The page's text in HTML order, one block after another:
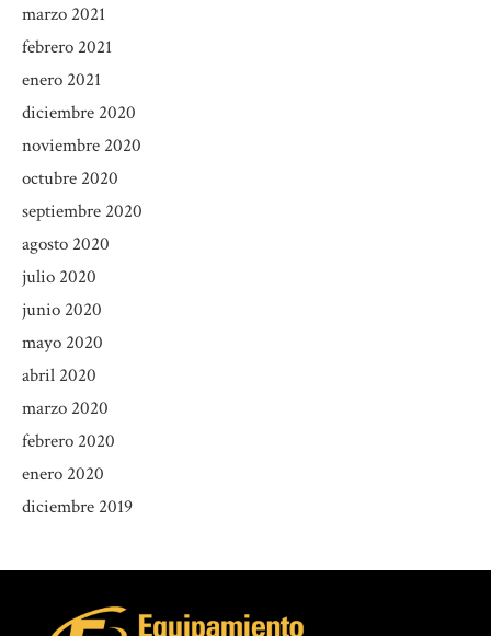
marzo 2021
febrero 2021
enero 2021
diciembre 2020
noviembre 2020
octubre 2020
septiembre 2020
agosto 2020
julio 2020
junio 2020
mayo 2020
abril 2020
marzo 2020
febrero 2020
enero 2020
diciembre 2019